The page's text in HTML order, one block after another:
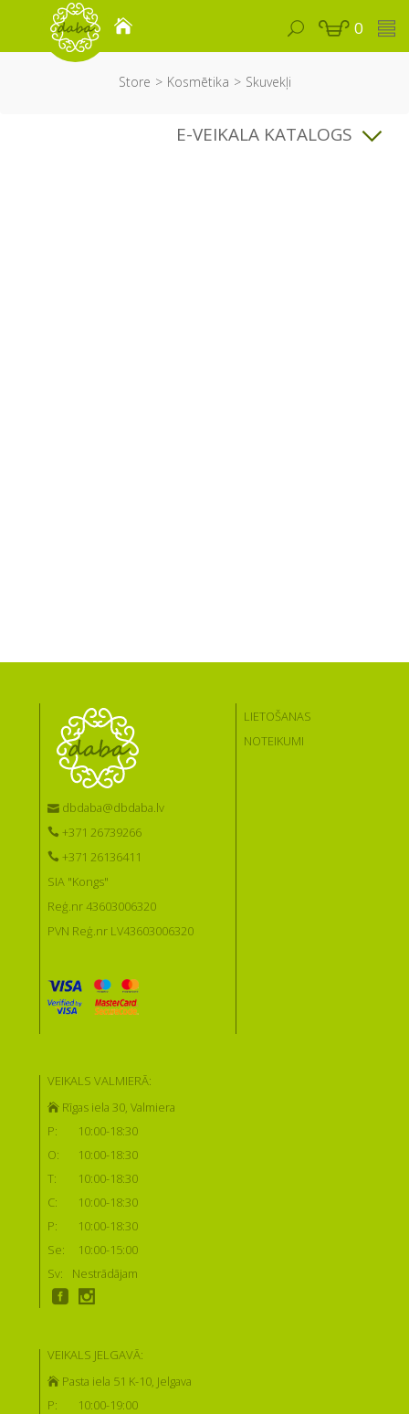
0
Store Kosmētika Skuvekļi
E-VEIKALA KATALOGS
dbdaba@dbdaba.lv
+371 26739266
+371 26136411
SIA "Kongs"
Reģ.nr 43603006320
PVN Reģ.nr LV43603006320
LIETOŠANAS
NOTEIKUMI
VEIKALS VALMIERĀ:
Rīgas iela 30, Valmiera
P:
10:00-18:30
O:
10:00-18:30
T:
10:00-18:30
C:
10:00-18:30
P:
10:00-18:30
Se:
10:00-15:00
Sv:
Nestrādājam
VEIKALS JELGAVĀ:
Pasta iela 51 K-10, Jelgava
P:
10:00-19:00